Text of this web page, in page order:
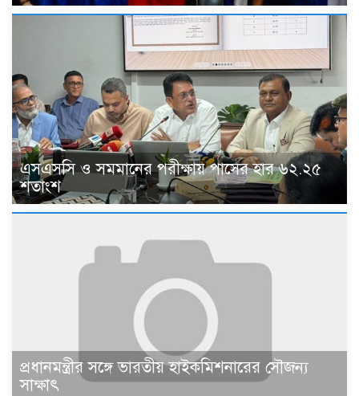
এসএসসি ও সমমানের পরীক্ষায় পাসের হার ৬২.২৫
শতাংশ
প্রধানমন্ত্রীর সঙ্গে ভারতীয় হাইকমিশনারের সৌজন্য
সাক্ষাৎ